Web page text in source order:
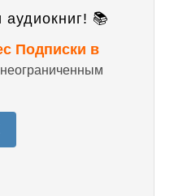
📚
Подписки в